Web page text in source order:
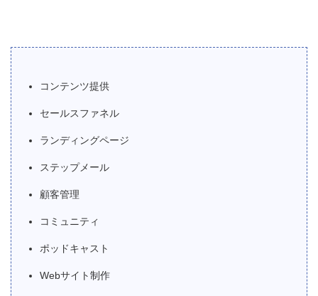
コンテンツ提供
セールスファネル
ランディングページ
ステップメール
顧客管理
コミュニティ
ポッドキャスト
Webサイト制作